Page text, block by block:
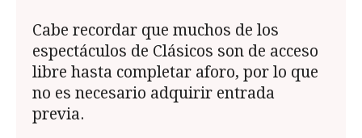
Cabe recordar que muchos de los
espectáculos de Clásicos son de acceso
libre hasta completar aforo, por lo que
no es necesario adquirir entrada
previa.